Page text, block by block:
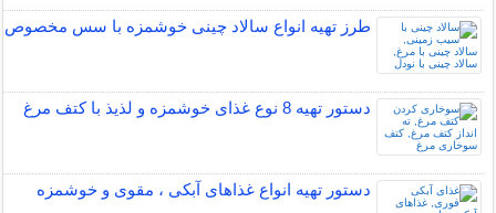
طرز تهیه انواع سالاد چینی خوشمزه با سس مخصوص
دستور تهیه 8 نوع غذای خوشمزه و لذیذ با کتف مرغ
دستور تهیه انواع غذاهای آبکی ، مقوی و خوشمزه